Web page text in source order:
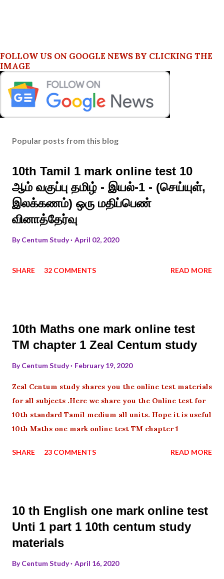
FOLLOW US ON GOOGLE NEWS BY CLICKING THE
IMAGE
Popular posts from this blog
10th Tamil 1 mark online test 10
ஆம் வகுப்பு தமிழ் - இயல்-1 - (செய்யுள்,
இலக்கணம்) ஒரு மதிப்பெண்
வினாத்தேர்வு
ByCentum Study April 02, 2020
SHARE 32 COMMENTS READ MORE
10th Maths one mark online test
TM chapter 1 Zeal Centum study
ByCentum Study February 19, 2020
Zeal Centum study shares you the online test materials
for all subjects .Here we share you the Online test for
10th standard Tamil medium all units. Hope it is useful
10th Maths one mark online test TM chapter 1
SHARE 23 COMMENTS READ MORE
10 th English one mark online test
Unti 1 part 1 10th centum study
materials
ByCentum Study April 16, 2020